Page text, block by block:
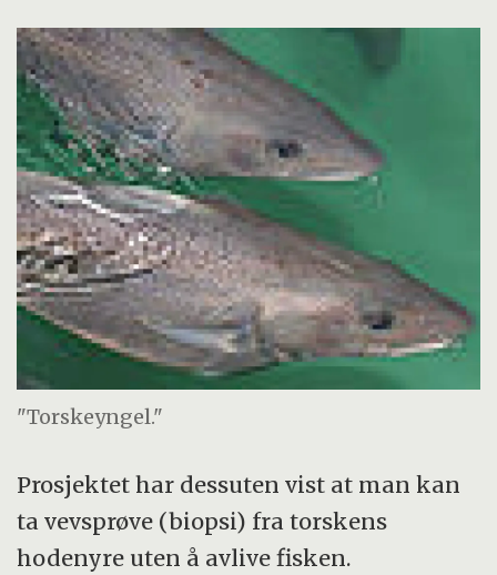
"Torskeyngel."
Prosjektet har dessuten vist at man kan
ta vevsprøve (biopsi) fra torskens
hodenyre uten å avlive fisken.